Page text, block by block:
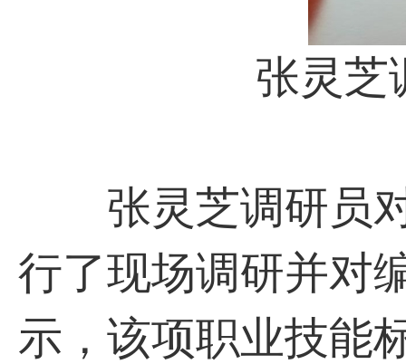
张灵芝调
张灵芝调研员对
行了现场调研并对
示，该项职业技能